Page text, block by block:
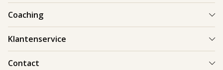
Re-boost pakket
Coaching
Blog & Tips
Klantenservice
Contact